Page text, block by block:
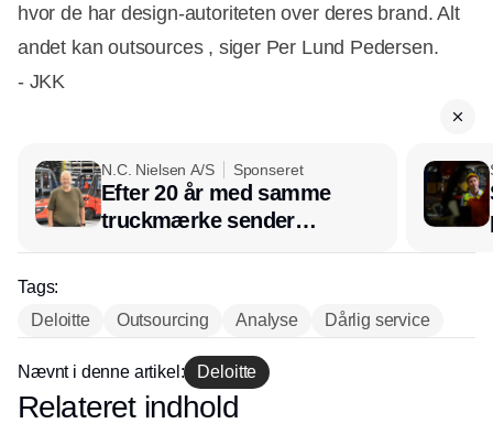
hvor de har design-autoriteten over deres brand. Alt
andet kan outsources , siger Per Lund Pedersen.
- JKK
N.C. Nielsen A/S Sponseret
Efter 20 år med samme
truckmærke sender
lagerchef stafetten videre
Tags:
Deloitte
Outsourcing Analyse Dårlig service
Nævnt i denne artikel: Deloitte
Annonce
Relateret indhold